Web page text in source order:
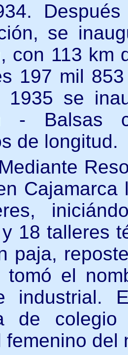
se
con 113 km
197 mil
1935 se
- Balsas
de longitud.
Cajamarca
18 talleres
paja,
tomó el
industrial.
de
femenino del